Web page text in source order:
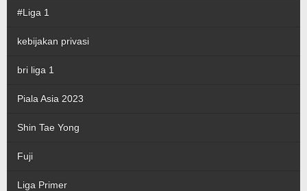
#Liga 1
kebijakan privasi
bri liga 1
Piala Asia 2023
Shin Tae Yong
Fuji
Liga Primer